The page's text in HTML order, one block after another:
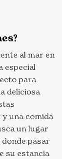
al mar en
especial
para
deliciosa
una comida
un lugar
pasar
su estancia